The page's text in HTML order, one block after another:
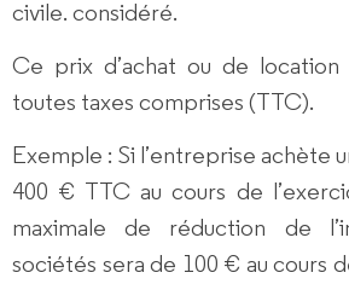
civile. considéré.
Ce prix d’achat ou de location
toutes taxes comprises (TTC).
Exemple : Si l’entreprise achète
400 € TTC au cours de
maximale de réduction de
sociétés sera de 100 € au cours